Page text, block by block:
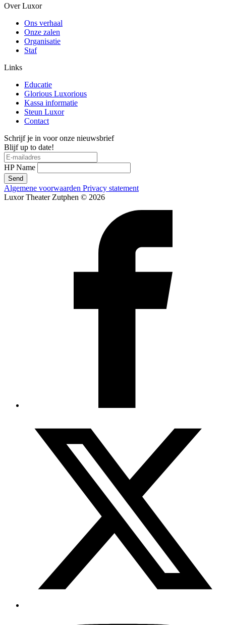
Over Luxor
Ons verhaal
Onze zalen
Organisatie
Staf
Links
Educatie
Glorious Luxorious
Kassa informatie
Steun Luxor
Contact
Schrijf je in voor onze nieuwsbrief
Blijf up to date!
HP Name
Send
Algemene voorwaarden Privacy statement
Luxor Theater Zutphen © 2026